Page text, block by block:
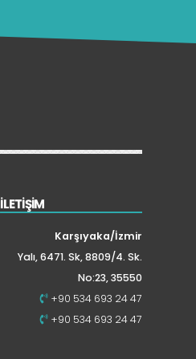
İLETİŞİM
Karşıyaka/İzmir
Yalı, 6471. Sk, 8809/4. Sk.
No:23, 35550
+90 534 693 24 47
+90 534 693 24 47